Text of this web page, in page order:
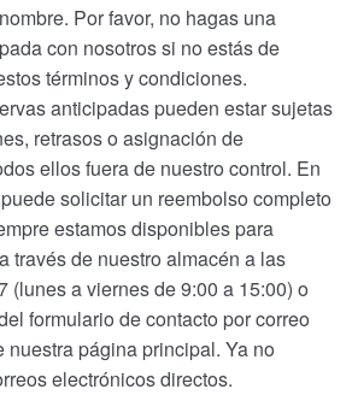
Por favor, no hagas una
con nosotros si no estás de
términos y condiciones.
anticipadas pueden estar sujetas
retrasos o asignación de
ellos fuera de nuestro control. En
solicitar un reembolso completo
estamos disponibles para
través de nuestro almacén a las
(lunes a viernes de 9:00 a 15:00) o
formulario de contacto por correo
nuestra página principal. Ya no
electrónicos directos.